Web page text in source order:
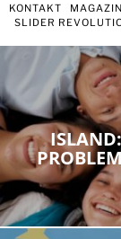
KONTAKT MAGAZIN
SLIDER